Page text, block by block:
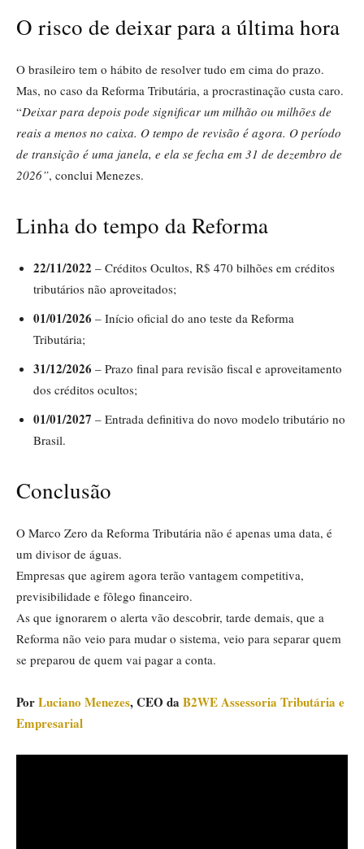
O risco de deixar para a última hora
O brasileiro tem o hábito de resolver tudo em cima do prazo.
Mas, no caso da Reforma Tributária, a procrastinação custa caro.
“Deixar para depois pode significar um milhão ou milhões de
reais a menos no caixa. O tempo de revisão é agora. O período
de transição é uma janela, e ela se fecha em 31 de dezembro de
2026”, conclui Menezes.
Linha do tempo da Reforma
22/11/2022 – Créditos Ocultos, R$ 470 bilhões em créditos
tributários não aproveitados;
01/01/2026 – Início oficial do ano teste da Reforma
Tributária;
31/12/2026 – Prazo final para revisão fiscal e aproveitamento
dos créditos ocultos;
01/01/2027 – Entrada definitiva do novo modelo tributário no
Brasil.
Conclusão
O Marco Zero da Reforma Tributária não é apenas uma data, é
um divisor de águas.
Empresas que agirem agora terão vantagem competitiva,
previsibilidade e fôlego financeiro.
As que ignorarem o alerta vão descobrir, tarde demais, que a
Reforma não veio para mudar o sistema, veio para separar quem
se preparou de quem vai pagar a conta.
PorLuciano Menezes, CEO da B2WE Assessoria Tributária e
Empresarial